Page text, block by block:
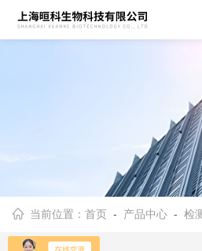
当前位置：首页 - 产品中心 -检